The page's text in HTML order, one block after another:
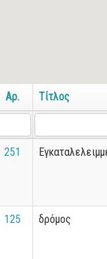
Αρ. Τίτλος
251
125 δρόμος